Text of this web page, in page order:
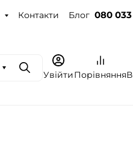
Контакти Блог 080 033
ПошукУвійтиПорівняння